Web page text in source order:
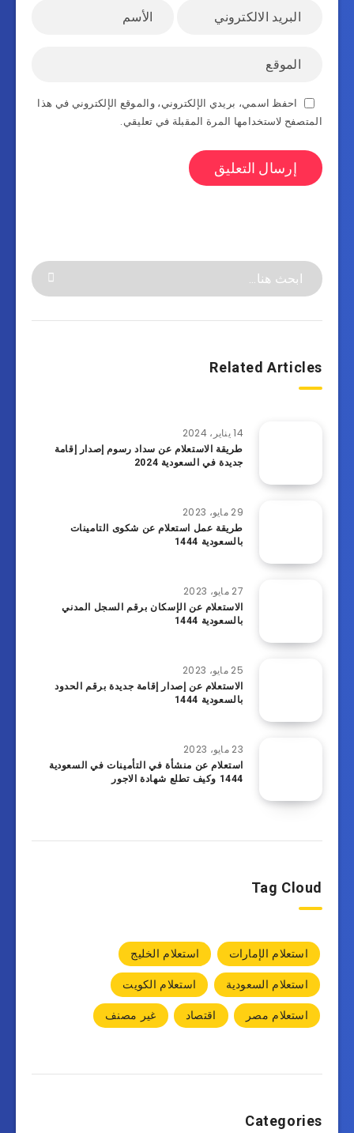
احفظ اسمي، بريدي الإلكتروني، والموقع الإلكتروني في هذا
المتصفح لاستخدامها المرة المقبلة في تعليقي.
Related Articles
14 يناير، 2024
طريقة الاستعلام عن سداد رسوم إصدار إقامة
جديدة في السعودية 2024
29 مايو، 2023
طريقة عمل استعلام عن شكوى التامينات
بالسعودية 1444
27 مايو، 2023
الاستعلام عن الإسكان برقم السجل المدني
بالسعودية 1444
25 مايو، 2023
الاستعلام عن إصدار إقامة جديدة برقم الحدود
بالسعودية 1444
23 مايو، 2023
استعلام عن منشأة في التأمينات في السعودية
1444 وكيف تطلع شهادة الاجور
Tag Cloud
استعلام الإمارات
استعلام الخليج
استعلام السعودية
استعلام الكويت
استعلام مصر
اقتصاد غير مصنف
Categories